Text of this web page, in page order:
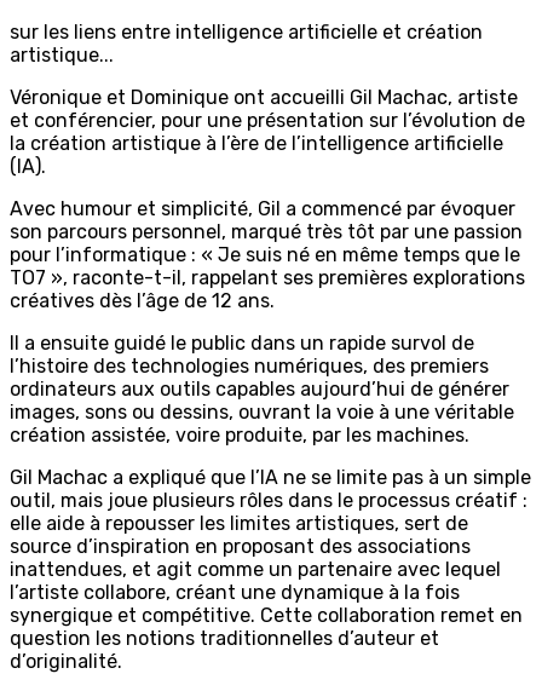
sur les liens entre intelligence artificielle et création
artistique...
Véronique et Dominique ont accueilli Gil Machac, artiste
et conférencier, pour une présentation sur l’évolution de
la création artistique à l’ère de l’intelligence artificielle
(IA).
Avec humour et simplicité, Gil a commencé par évoquer
son parcours personnel, marqué très tôt par une passion
pour l’informatique : « Je suis né en même temps que le
TO7 », raconte-t-il, rappelant ses premières explorations
créatives dès l’âge de 12 ans.
Il a ensuite guidé le public dans un rapide survol de
l’histoire des technologies numériques, des premiers
ordinateurs aux outils capables aujourd’hui de générer
images, sons ou dessins, ouvrant la voie à une véritable
création assistée, voire produite, par les machines.
Gil Machac a expliqué que l’IA ne se limite pas à un simple
outil, mais joue plusieurs rôles dans le processus créatif :
elle aide à repousser les limites artistiques, sert de
source d’inspiration en proposant des associations
inattendues, et agit comme un partenaire avec lequel
l’artiste collabore, créant une dynamique à la fois
synergique et compétitive. Cette collaboration remet en
question les notions traditionnelles d’auteur et
d’originalité.